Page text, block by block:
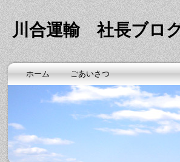
川合運輸 社長ブロ
ホーム ごあいさつ